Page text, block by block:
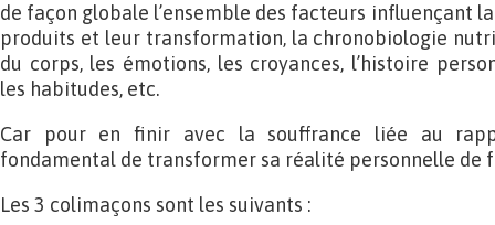
de façon globale l’ensemble des facteurs influençant
produits et leur transformation, la chronobiologie
du corps, les émotions, les croyances, l’histoire
les habitudes, etc.
Car pour en finir avec la souffrance liée au
fondamental de transformer sa réalité personnelle de
Les 3 colimaçons sont les suivants :